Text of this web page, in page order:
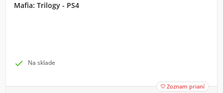
Mafia: Trilogy - PS4
 Na sklade
 Zoznam prianí